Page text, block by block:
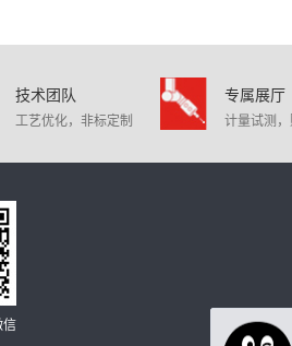
技术团队
工艺优化，非标定制
专属展厅
计量试测
信